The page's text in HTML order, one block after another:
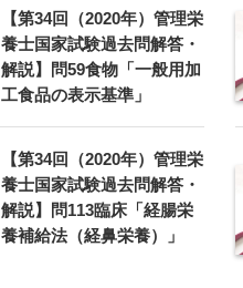
【第34回（2020年）管理栄
養士国家試験過去問解答・
解説】問59食物「一般用加
工食品の表示基準」
【第34回（2020年）管理栄
養士国家試験過去問解答・
解説】問113臨床「経腸栄
養補給法（経鼻栄養）」